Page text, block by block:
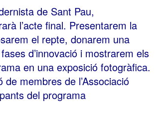
de Sant Pau,
l’acte final. Presentarem la
el repte, donarem una
d’innovació i mostrarem els
en una exposició fotogràfica.
de membres de l’Associació
del programa